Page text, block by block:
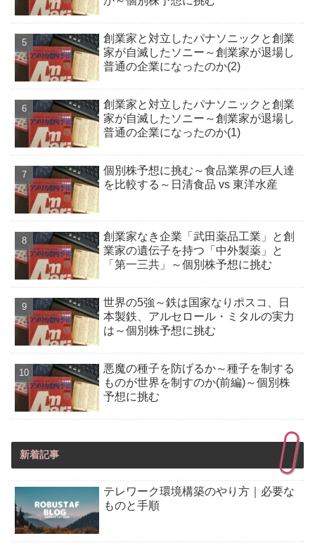
創業家と対立したパナソニックと創業
家が自滅したソニー～創業家が退場し
普通の企業になったのか(2)
創業家と対立したパナソニックと創業
家が自滅したソニー～創業家が退場し
普通の企業になったのか(1)
個別株予想に挑む～食品業界の巨人達
を比較する～日清食品 vs 東洋水産
創業家なき企業「武田薬品工業」と創
業家の遺伝子を持つ「中外製薬」と
「第一三共」～個別株予想に挑む
世界の5強～鉄は国家なりポスコ、日
本製鉄、アルセロール・ミタルの実力
は～個別株予想に挑む
悪魔の種子を防げるか～種子を制する
ものが世界を制すのか(前編)～個別株
予想に挑む
新着記事
テレワーク環境構築のやり方｜必要な
ものと手順